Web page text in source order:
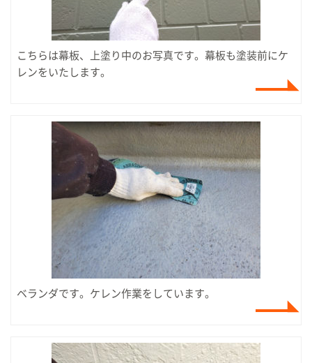
こちらは幕板、上塗り中のお写真です。幕板も塗装前にケ
レンをいたします。
ベランダです。ケレン作業をしています。